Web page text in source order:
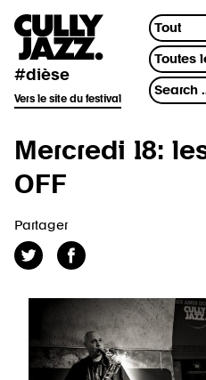
#dièse
Vers le site du festival
Mercredi 18:
OFF
Partager